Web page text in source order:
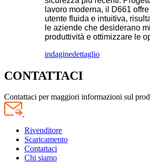
lavoro moderna, il D661
utente fluida e intuitiva,
le aziende che desiderano
produttività e ottimizzare le
indaginedettaglio
CONTATTACI
Contattaci per maggiori informazioni sul
Rivenditore
Scaricamento
Contattaci
Chi siamo